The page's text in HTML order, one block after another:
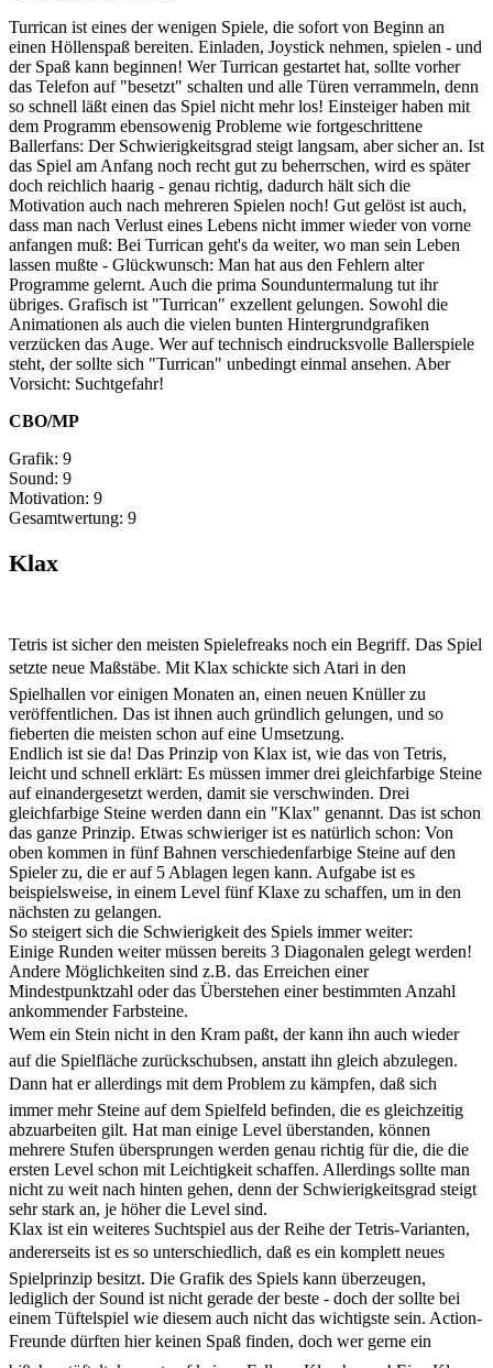
Turrican ist eines der wenigen Spiele, die sofort von Beginn an
einen Höllenspaß bereiten. Einladen, Joystick nehmen, spielen - und
der Spaß kann beginnen! Wer Turrican gestartet hat, sollte vorher
das Telefon auf "besetzt" schalten und alle Türen verrammeln, denn
so schnell läßt einen das Spiel nicht mehr los! Einsteiger haben mit
dem Programm ebensowenig Probleme wie fortgeschrittene
Ballerfans: Der Schwierigkeitsgrad steigt langsam, aber sicher an. Ist
das Spiel am Anfang noch recht gut zu beherrschen, wird es später
doch reichlich haarig - genau richtig, dadurch hält sich die
Motivation auch nach mehreren Spielen noch! Gut gelöst ist auch,
dass man nach Verlust eines Lebens nicht immer wieder von vorne
anfangen muß: Bei Turrican geht's da weiter, wo man sein Leben
lassen mußte - Glückwunsch: Man hat aus den Fehlern alter
Programme gelernt. Auch die prima Sounduntermalung tut ihr
übriges. Grafisch ist "Turrican" exzellent gelungen. Sowohl die
Animationen als auch die vielen bunten Hintergrundgrafiken
verzücken das Auge. Wer auf technisch eindrucksvolle Ballerspiele
steht, der sollte sich "Turrican" unbedingt einmal ansehen. Aber
Vorsicht: Suchtgefahr!
CBO/MP
Grafik: 9
Sound: 9
Motivation: 9
Gesamtwertung: 9
Klax
Tetris ist sicher den meisten Spielefreaks noch ein Begriff. Das Spiel
setzte neue Maßstäbe. Mit Klax schickte sich Atari in den
Spielhallen vor einigen Monaten an, einen neuen Knüller zu
veröffentlichen. Das ist ihnen auch gründlich gelungen, und so
fieberten die meisten schon auf eine Umsetzung.
Endlich ist sie da! Das Prinzip von Klax ist, wie das von Tetris,
leicht und schnell erklärt: Es müssen immer drei gleichfarbige Steine
auf einandergesetzt werden, damit sie verschwinden. Drei
gleichfarbige Steine werden dann ein "Klax" genannt. Das ist schon
das ganze Prinzip. Etwas schwieriger ist es natürlich schon: Von
oben kommen in fünf Bahnen verschiedenfarbige Steine auf den
Spieler zu, die er auf 5 Ablagen legen kann. Aufgabe ist es
beispielsweise, in einem Level fünf Klaxe zu schaffen, um in den
nächsten zu gelangen.
So steigert sich die Schwierigkeit des Spiels immer weiter:
Einige Runden weiter müssen bereits 3 Diagonalen gelegt werden!
Andere Möglichkeiten sind z.B. das Erreichen einer
Mindestpunktzahl oder das Überstehen einer bestimmten Anzahl
ankommender Farbsteine.
Wem ein Stein nicht in den Kram paßt, der kann ihn auch wieder
auf die Spielfläche zurückschubsen, anstatt ihn gleich abzulegen.
Dann hat er allerdings mit dem Problem zu kämpfen, daß sich
immer mehr Steine auf dem Spielfeld befinden, die es gleichzeitig
abzuarbeiten gilt. Hat man einige Level überstanden, können
mehrere Stufen übersprungen werden genau richtig für die, die die
ersten Level schon mit Leichtigkeit schaffen. Allerdings sollte man
nicht zu weit nach hinten gehen, denn der Schwierigkeitsgrad steigt
sehr stark an, je höher die Level sind.
Klax ist ein weiteres Suchtspiel aus der Reihe der Tetris-Varianten,
andererseits ist es so unterschiedlich, daß es ein komplett neues
Spielprinzip besitzt. Die Grafik des Spiels kann überzeugen,
lediglich der Sound ist nicht gerade der beste - doch der sollte bei
einem Tüftelspiel wie diesem auch nicht das wichtigste sein. Action-
Freunde dürften hier keinen Spaß finden, doch wer gerne ein